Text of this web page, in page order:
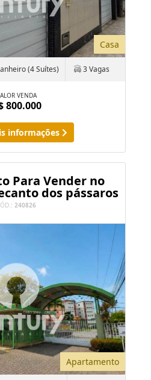
Casa
(4 Suítes) 3 Vagas
VENDA
800.000
informações
Para Vender no
dos pássaros
240826
Apartamento